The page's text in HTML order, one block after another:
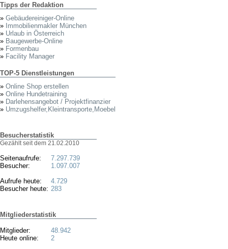
Tipps der Redaktion
» Gebäudereiniger-Online
» Immobilienmakler München
» Urlaub in Österreich
» Baugewerbe-Online
» Formenbau
» Facility Manager
TOP-5 Dienstleistungen
» Online Shop erstellen
» Online Hundetraining
» Darlehensangebot / Projektfinanzier
» Umzugshelfer,Kleintransporte,Moebel
Besucherstatistik
Gezählt seit dem 21.02.2010
Seitenaufrufe:
Besucher:
Aufrufe heute:
Besucher heute:
7.297.739
1.097.007
4.729
283
Mitgliederstatistik
Mitglieder:
Heute online:
48.942
2